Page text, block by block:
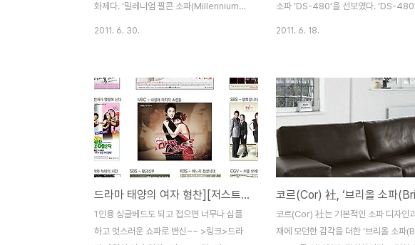
화제다. ‘밀레니엄 팔콘 소파(Millennium
다. 이 제품은 바르셀로나의 ‘우프
(Woouf)’社에서 만든 것으로, ‘우프
(Woouf)’社는 재미있는 이미지의 빈 백
(bean bag)과 빈 쿠션(bean cushion)을
판매하는 회사다. ‘밀레니엄 팔콘 소파
(Millennium Falcon bean bag chair)’의
크기는 260cm(가로) x 200cm(세로) x
50cm(높이)이며, 몇 해 전 아디다스가..
2011. 6. 30.
소파 ‘DS-480’을 선보였다. ‘DS-
게 얹어진 모습으로, 전체적인 느낌이
세련됐다. 디자인 뿐 아니라 기능 역시
적이다. DS-480은 각 부분의 각도를
할 수 있어 사용자의 편안함을 높여준다.
개의 암체어가 사이좋게 하나의 소파를
하고 있는 모습인데 누구에게나 가장 편
자세를 취할 수 있도록 각 부분의 각도
이 자유롭다. 앉는 부분은 일반 소파처
로로 길게 배열해서 사용할 수도 있지만
2011. 6. 18.
드라마 태양의 여자 혐찬][저스트모던] 저스트모던 소파베드 1인용 싱글
1인용 싱글베드도 되고 접으면 너무나 심플
하고 멋스러운 쇼파로 변신~~ >링크>드라
코르(Cor) 社는 기본적인 소파 디자인
재에 모던한 감각을 더한 ‘브리올 소파